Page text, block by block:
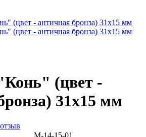
(цвет -
31х15 мм
М-14-15-01